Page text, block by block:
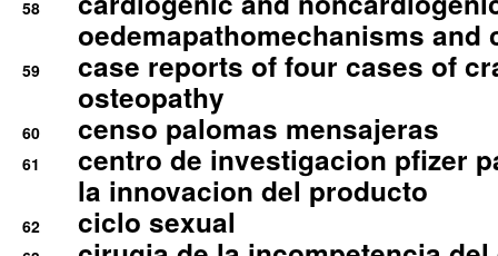
58
oedemapathomechanisms and
59
case reports of four cases of
osteopathy
60 censo palomas mensajeras
61
centro de investigacion pfizer
la innovacion del producto
62 ciclo sexual